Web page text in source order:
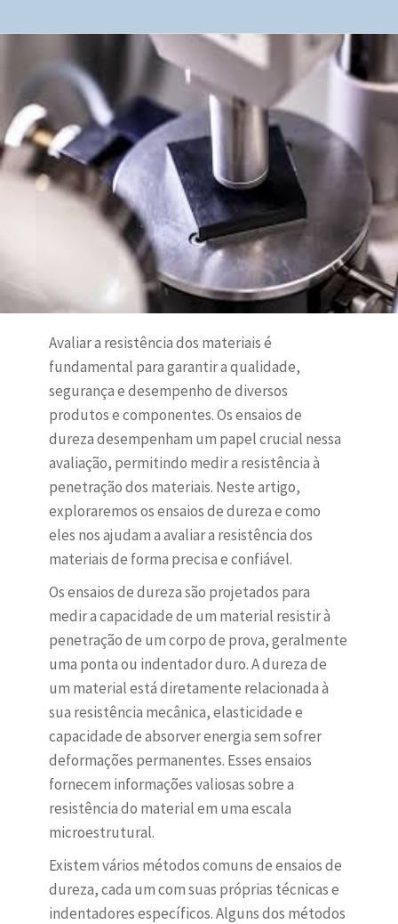
Avaliar a resistência dos materiais é
fundamental para garantir a qualidade,
segurança e desempenho de diversos
produtos e componentes. Os ensaios de
dureza desempenham um papel crucial nessa
avaliação, permitindo medir a resistência à
penetração dos materiais. Neste artigo,
exploraremos os ensaios de dureza e como
eles nos ajudam a avaliar a resistência dos
materiais de forma precisa e confiável.
Os ensaios de dureza são projetados para
medir a capacidade de um material resistir à
penetração de um corpo de prova, geralmente
uma ponta ou indentador duro. A dureza de
um material está diretamente relacionada à
sua resistência mecânica, elasticidade e
capacidade de absorver energia sem sofrer
deformações permanentes. Esses ensaios
fornecem informações valiosas sobre a
resistência do material em uma escala
microestrutural.
Existem vários métodos comuns de ensaios de
dureza, cada um com suas próprias técnicas e
indentadores específicos. Alguns dos métodos